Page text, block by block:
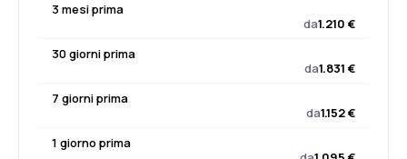
3 mesi prima
da1.210 €
30 giorni prima
da1.831 €
7 giorni prima
da1.152 €
1 giorno prima